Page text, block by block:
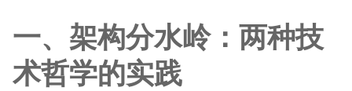
一、架构分水岭：两种技
术哲学的实践